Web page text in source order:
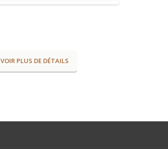
VOIR PLUS DE DÉTAILS